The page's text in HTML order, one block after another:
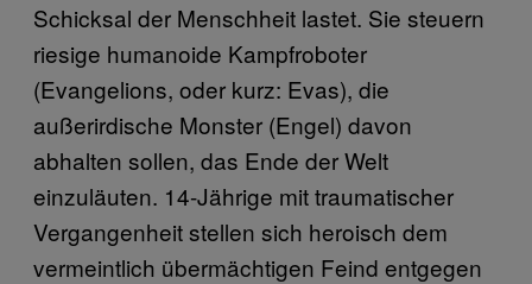
Schicksal der Menschheit lastet. Sie steuern
riesige humanoide Kampfroboter
(Evangelions, oder kurz: Evas), die
außerirdische Monster (Engel) davon
abhalten sollen, das Ende der Welt
einzuläuten. 14-Jährige mit traumatischer
Vergangenheit stellen sich heroisch dem
vermeintlich übermächtigen Feind entgegen